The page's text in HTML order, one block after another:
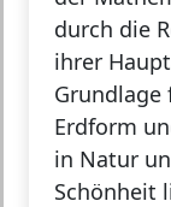
durch die
ihrer
Grundlage
Erdform
in Natur
Schönheit